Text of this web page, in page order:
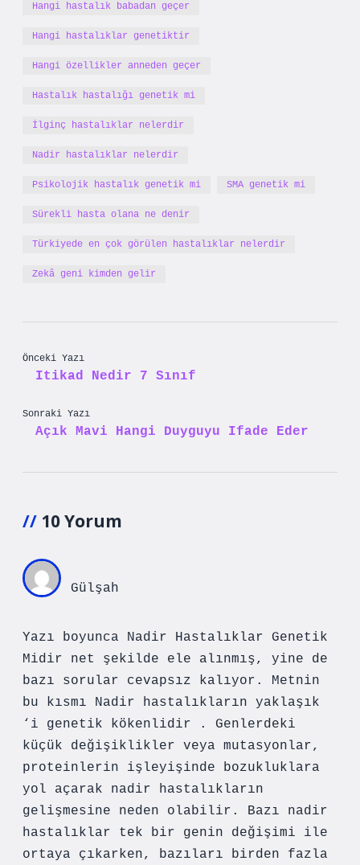
Hangi hastalık babadan geçer
Hangi hastalıklar genetiktir
Hangi özellikler anneden geçer
Hastalık hastalığı genetik mi
İlginç hastalıklar nelerdir
Nadir hastalıklar nelerdir
Psikolojik hastalık genetik mi SMA genetik mi
Sürekli hasta olana ne denir
Türkiyede en çok görülen hastalıklar nelerdir
Zekâ geni kimden gelir
Önceki Yazı
Itikad Nedir 7 Sınıf
Sonraki Yazı
Açık Mavi Hangi Duyguyu Ifade Eder
10 Yorum
Gülşah
Yazı boyunca Nadir Hastalıklar Genetik
Midir net şekilde ele alınmış, yine de
bazı sorular cevapsız kalıyor. Metnin
bu kısmı Nadir hastalıkların yaklaşık
‘i genetik kökenlidir . Genlerdeki
küçük değişiklikler veya mutasyonlar,
proteinlerin işleyişinde bozukluklara
yol açarak nadir hastalıkların
gelişmesine neden olabilir. Bazı nadir
hastalıklar tek bir genin değişimi ile
ortaya çıkarken, bazıları birden fazla